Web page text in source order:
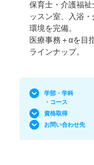
保育士・介護福
ッスン室、入浴
環境を完備。
医療事務＋αを目
ラインナップ。
学部・学科
・コース
資格取得
お問い合わせ先